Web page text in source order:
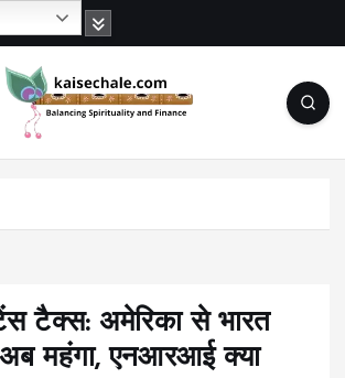
टैक्स: अमेरिका से भारत
महंगा, एनआरआई क्या